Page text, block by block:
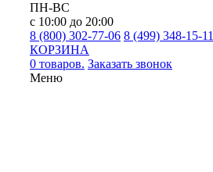
ПН-ВС
с 10:00 до 20:00
8 (800) 302-77-06 8 (499) 348-15-11
КОРЗИНА
0 товаров. Заказать звонок
Меню